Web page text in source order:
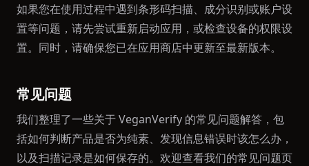
如果您在使用过程中遇到条形码扫描、成分识别或账户设
置等问题，请先尝试重新启动应用，或检查设备的权限设
置。同时，请确保您已在应用商店中更新至最新版本。
常见问题
我们整理了一些关于 VeganVerify 的常见问题解答，包
括如何判断产品是否为纯素、发现信息错误时该怎么办，
以及扫描记录是如何保存的。欢迎查看我们的常见问题页